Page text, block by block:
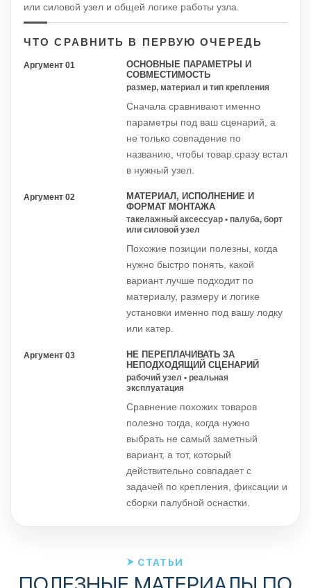
или силовой узел и общей логике работы узла.
ЧТО СРАВНИТЬ В ПЕРВУЮ ОЧЕРЕДЬ
Аргумент 01
ОСНОВНЫЕ ПАРАМЕТРЫ И
СОВМЕСТИМОСТЬ
размер, материал и тип крепления
Сначала сравнивают именно
параметры под ваш сценарий, а
не только совпадение по
названию, чтобы товар сразу встал
в нужный узел.
Аргумент 02
МАТЕРИАЛ, ИСПОЛНЕНИЕ И
ФОРМАТ МОНТАЖА
такелажный аксессуар • палуба, борт
или силовой узел
Похожие позиции полезны, когда
нужно быстро понять, какой
вариант лучше подходит по
материалу, размеру и логике
установки именно под вашу лодку
или катер.
Аргумент 03
НЕ ПЕРЕПЛАЧИВАТЬ ЗА
НЕПОДХОДЯЩИЙ СЦЕНАРИЙ
рабочий узел • реальная
эксплуатация
Сравнение похожих товаров
полезно тогда, когда нужно
выбрать не самый заметный
вариант, а тот, который
действительно совпадает с
задачей по крепления, фиксации и
сборки палубной оснастки.
СТАТЬИ